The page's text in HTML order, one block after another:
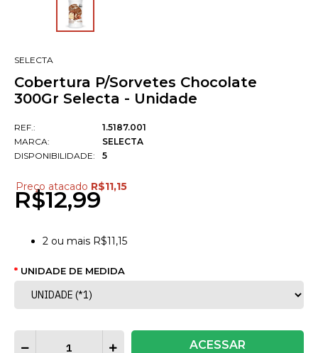
SELECTA
Cobertura P/Sorvetes Chocolate
300Gr Selecta - Unidade
REF.:
MARCA:
DISPONIBILIDADE:
1.5187.001
SELECTA
5
Preço atacado R$11,15
R$12,99
2 ou mais R$11,15
UNIDADE DE MEDIDA
ACESSAR